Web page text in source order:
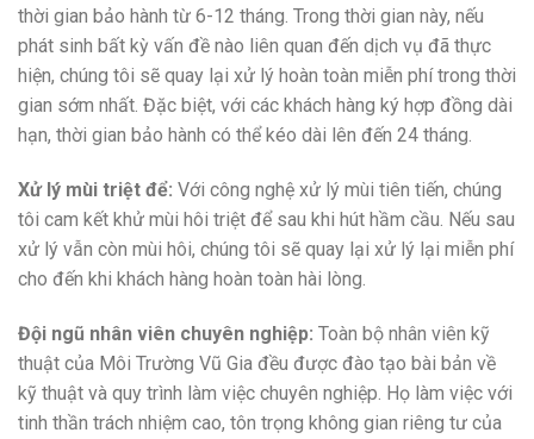
thời gian bảo hành từ 6-12 tháng. Trong thời gian này, nếu
phát sinh bất kỳ vấn đề nào liên quan đến dịch vụ đã thực
hiện, chúng tôi sẽ quay lại xử lý hoàn toàn miễn phí trong thời
gian sớm nhất. Đặc biệt, với các khách hàng ký hợp đồng dài
hạn, thời gian bảo hành có thể kéo dài lên đến 24 tháng.
Xử lý mùi triệt để: Với công nghệ xử lý mùi tiên tiến, chúng
tôi cam kết khử mùi hôi triệt để sau khi hút hầm cầu. Nếu sau
xử lý vẫn còn mùi hôi, chúng tôi sẽ quay lại xử lý lại miễn phí
cho đến khi khách hàng hoàn toàn hài lòng.
Đội ngũ nhân viên chuyên nghiệp: Toàn bộ nhân viên kỹ
thuật của Môi Trường Vũ Gia đều được đào tạo bài bản về
kỹ thuật và quy trình làm việc chuyên nghiệp. Họ làm việc với
tinh thần trách nhiệm cao, tôn trọng không gian riêng tư của